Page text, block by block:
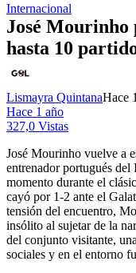
Internacional
José Mourinho
hasta 10
Lismayra QuintanaHace
Hace 1 año
327,0 Vistas
José Mourinho vuelve a
entrenador portugués del
momento durante el
cayó por 1-2 ante el
tensión del encuentro,
insólito al sujetar de la
del conjunto visitante,
sociales y en el entorno